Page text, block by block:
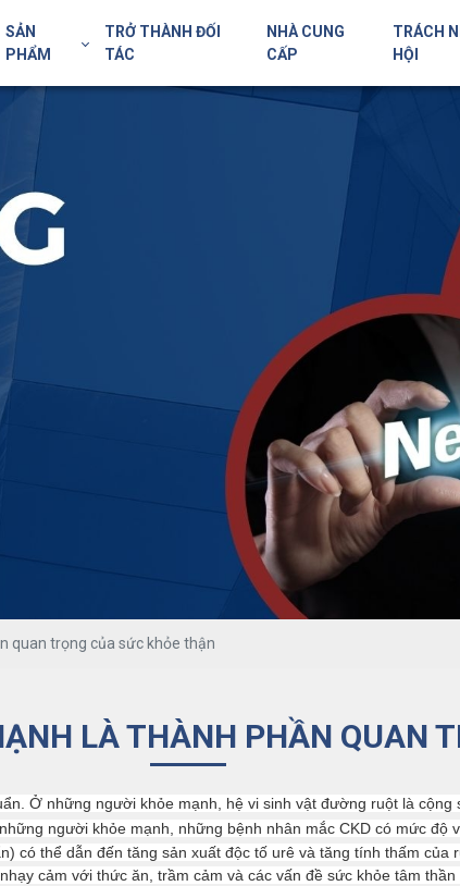
SẢN
PHẨM
TRỞ THÀNH ĐỐI
TÁC
NHÀ CUNG
CẤP
TRÁCH
HỘI
quan trọng của sức khỏe thận
LÀ THÀNH PHẦN QUAN
Ở những người khỏe mạnh, hệ vi sinh vật đường ruột là
người khỏe mạnh, những bệnh nhân mắc CKD có mức độ
có thể dẫn đến tăng sản xuất độc tố urê và tăng tính thấm
cảm với thức ăn, trầm cảm và các vấn đề sức khỏe tâm